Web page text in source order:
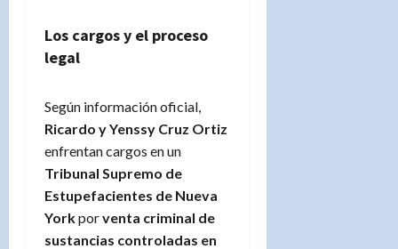
Los cargos y el proceso
legal
Según información oficial,
Ricardo y Yenssy Cruz Ortiz
enfrentan cargos en un
Tribunal Supremo de
Estupefacientes de Nueva
Yorkporventa criminal de
sustancias controladas en